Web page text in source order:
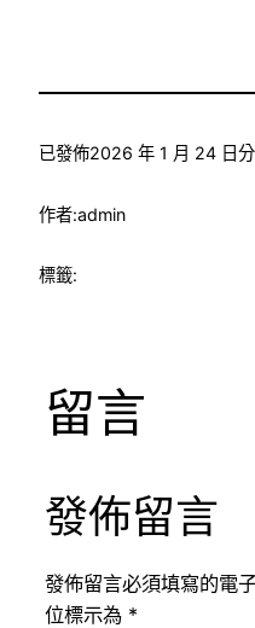
已發佈2026 年 1 月 24 日
作者:admin
標籤:
留言
發佈留言
發佈留言必須填寫的電
位標示為 *